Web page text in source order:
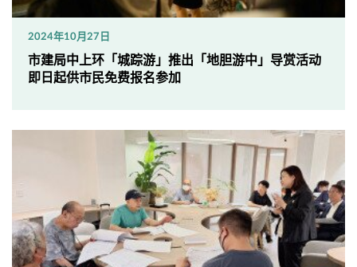
2024年10月27日
市建局中上环「城踪游」推出「地胆游中」导赏活动
即日起供市民免费报名参加